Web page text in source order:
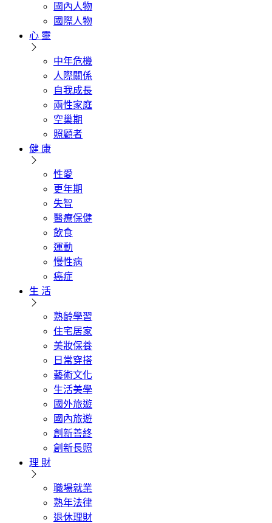
國內人物
國際人物
心 靈
中年危機
人際關係
自我成長
兩性家庭
空巢期
照顧者
健 康
性愛
更年期
失智
醫療保健
飲食
運動
慢性病
癌症
生 活
熟齡學習
住宅居家
美妝保養
日常穿搭
藝術文化
生活美學
國外旅遊
國內旅遊
創新善終
創新長照
理 財
職場就業
熟年法律
退休理財